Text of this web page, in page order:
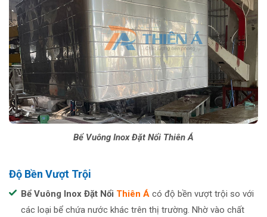
Bể Vuông Inox Đặt Nổi Thiên Á
Độ Bền Vượt Trội
Bể Vuông Inox Đặt Nổi Thiên Á có độ bền vượt trội so với
các loại bể chứa nước khác trên thị trường. Nhờ vào chất